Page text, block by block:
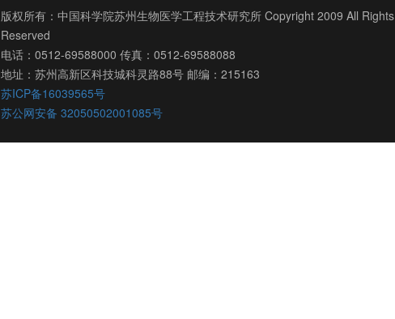
版权所有：中国科学院苏州生物医学工程技术研究所 Copyright 2009 All Rights
Reserved
电话：0512-69588000 传真：0512-69588088
地址：苏州高新区科技城科灵路88号 邮编：215163
苏ICP备16039565号
苏公网安备 32050502001085号